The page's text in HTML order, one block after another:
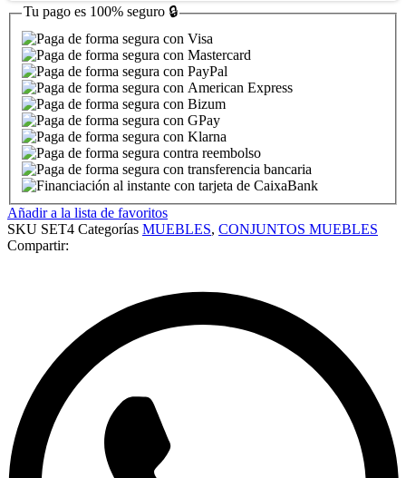
Tu pago es 100% seguro 🔒
Añadir a la lista de favoritos
SKU SET4 Categorías MUEBLES, CONJUNTOS MUEBLES
Compartir: